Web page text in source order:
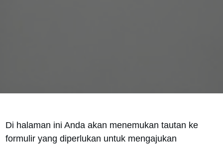
Di halaman ini Anda akan menemukan tautan ke
formulir yang diperlukan untuk mengajukan